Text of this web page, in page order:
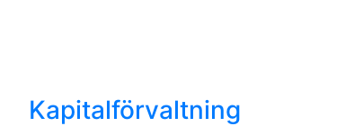
Kapitalförvaltning